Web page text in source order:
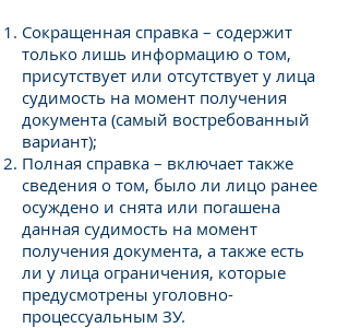
Сокращенная справка – содержит
только лишь информацию о том,
присутствует или отсутствует у лица
судимость на момент получения
документа (самый востребованный
вариант);
Полная справка – включает также
сведения о том, было ли лицо ранее
осуждено и снята или погашена
данная судимость на момент
получения документа, а также есть
ли у лица ограничения, которые
предусмотрены уголовно-
процессуальным ЗУ.